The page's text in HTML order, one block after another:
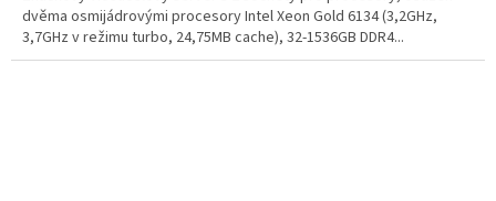
dvěma osmijádrovými procesory Intel Xeon Gold 6134 (3,2GHz,
3,7GHz v režimu turbo, 24,75MB cache), 32-1536GB DDR4...